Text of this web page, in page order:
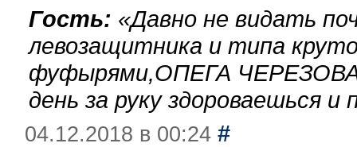
Гость: «Давно не видать
левозащитника и типа
фуфырями,ОПЕГА
день за руку здороваешься
04.12.2018 в 00:24 #